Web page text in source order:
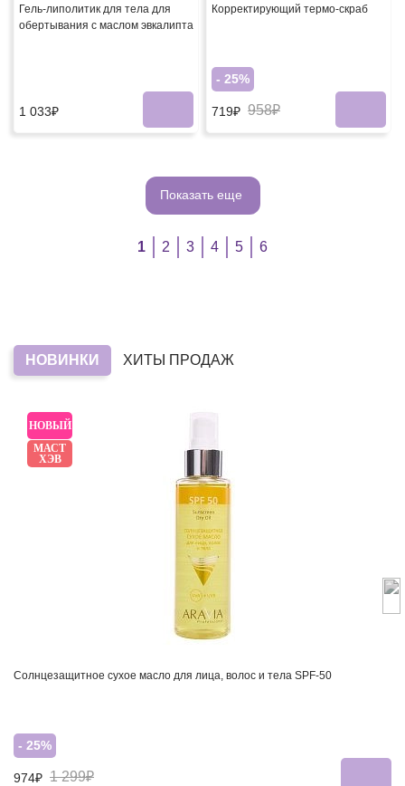
Гель-липолитик для тела для
обертывания с маслом эвкалипта
1 033₽
Корректирующий термо-скраб
- 25%
719₽ 958₽
Показать еще
1 2 3 4 5 6
НОВИНКИ ХИТЫ ПРОДАЖ
НОВЫЙ
МАСТ
ХЭВ
Солнцезащитное сухое масло для лица, волос и тела SPF-50
- 25%
974₽ 1 299₽